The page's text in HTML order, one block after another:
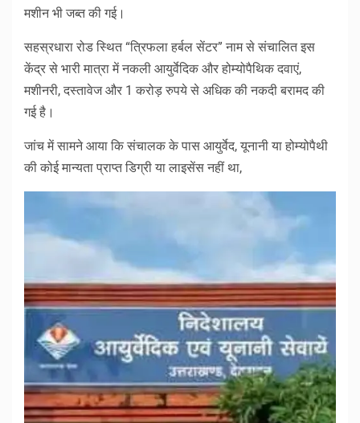
मशीन भी जब्त की गई।
सहस्रधारा रोड स्थित “त्रिफला हर्बल सेंटर” नाम से संचालित इस
केंद्र से भारी मात्रा में नकली आयुर्वेदिक और होम्योपैथिक दवाएं,
मशीनरी, दस्तावेज और 1 करोड़ रुपये से अधिक की नकदी बरामद की
गई है।
जांच में सामने आया कि संचालक के पास आयुर्वेद, यूनानी या होम्योपैथी
की कोई मान्यता प्राप्त डिग्री या लाइसेंस नहीं था,